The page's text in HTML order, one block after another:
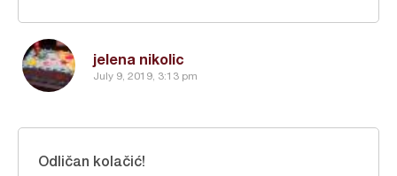
jelena nikolic
July 9, 2019, 3:13 pm
Odličan kolačić!